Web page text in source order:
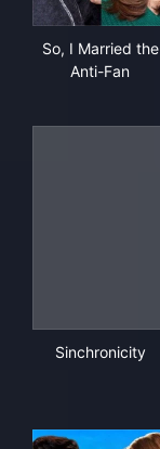
So, I Married the
Anti-Fan
Sinchronicity